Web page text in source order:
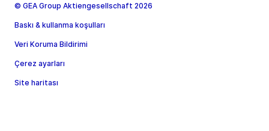
© GEA Group Aktiengesellschaft 2026
Baskı & kullanma koşulları
Veri Koruma Bildirimi
Çerez ayarları
Site haritası